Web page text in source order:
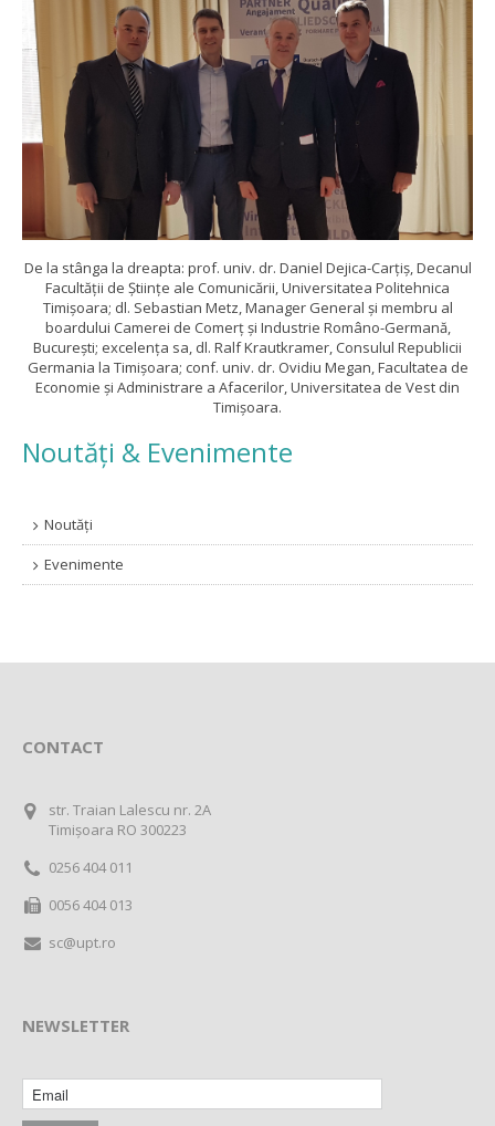
De la stânga la dreapta: prof. univ. dr. Daniel Dejica-Carțiș, Decanul
Facultății de Științe ale Comunicării, Universitatea Politehnica
Timișoara; dl. Sebastian Metz, Manager General și membru al
boardului Camerei de Comerț și Industrie Româno-Germană,
București; excelența sa, dl. Ralf Krautkramer, Consulul Republicii
Germania la Timișoara; conf. univ. dr. Ovidiu Megan, Facultatea de
Economie și Administrare a Afacerilor, Universitatea de Vest din
Timișoara.
Noutăți & Evenimente
Noutăți
Evenimente
CONTACT
str. Traian Lalescu nr. 2A
Timișoara RO 300223
0256 404 011
0056 404 013
sc@upt.ro
NEWSLETTER